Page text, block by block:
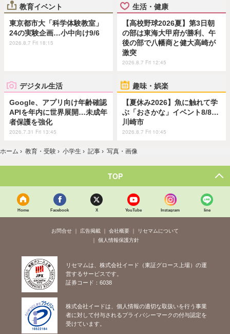
教育イベント
東京都市大「科学体験教室」
24の実験企画…小中向け9/6
2026.8.7 Fri 18:15
生活・健康
【高校野球2026夏】第3日朝
の部は東海大甲府が勝利、午
後の部で八幡商と健大高崎が
激突
2026.8.7 Fri 12:45
デジタル生活
Google、アプリ向け年齢確認
APIを年内に世界展開…未成年
者保護を強化
2026.7.31 Fri 13:45
趣味・娯楽
【夏休み2026】魚に触れて学
ぶ「おさかな」イベント8/8…
川崎市
2026.8.7 Fri 10:45
ホーム › 教育・受験 › 小学生 › 記事 › 写真・画像
TOP
Home Facebook X YouTube Instagram line
お問合せ 広告掲載 会社概要
リセマムについて
個人情報保護方針
リセマムは、株式会社イード（東証グロース上場）の運
営するサービスです。
証券コード：6038
株式会社イードは、個人情報の適切な取扱いを行う事業
者に対して付与されるプライバシーマークの付与認定を
受けています。